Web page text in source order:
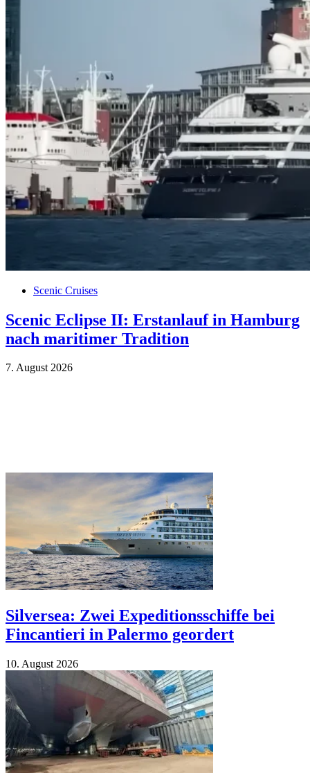
Scenic Crui­ses
Scenic Eclipse II: Erstanlauf in Hamburg
nach maritimer Tradition
7. Au­gust 2026
Silversea: Zwei Expeditionsschiffe bei
Fincantieri in Palermo geordert
10. Au­gust 2026